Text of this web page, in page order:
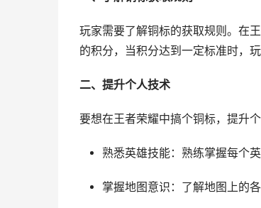
玩家需要了解铜标的获取规则。在
的积分，当积分达到一定标准时，
二、提升个人技术
要想在王者荣耀中搞个铜标，提升
熟悉英雄技能：熟练掌握每个
掌握地图意识：了解地图上的